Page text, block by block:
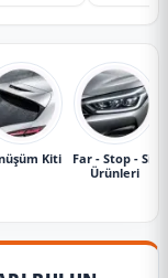
Kiti
Far - Stop - Sis
Ürünleri